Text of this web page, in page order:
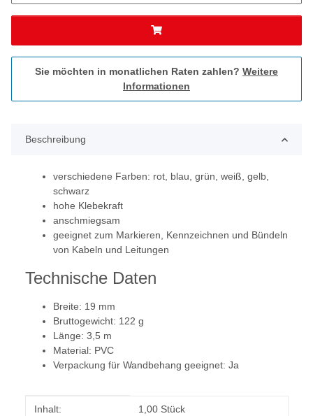
Sie möchten in monatlichen Raten zahlen? Weitere
Informationen
Beschreibung
verschiedene Farben: rot, blau, grün, weiß, gelb,
schwarz
hohe Klebekraft
anschmiegsam
geeignet zum Markieren, Kennzeichnen und Bündeln
von Kabeln und Leitungen
Technische Daten
Breite: 19 mm
Bruttogewicht: 122 g
Länge: 3,5 m
Material: PVC
Verpackung für Wandbehang geeignet: Ja
Produkteigenschaft
Wert
Inhalt: 1,00 Stück